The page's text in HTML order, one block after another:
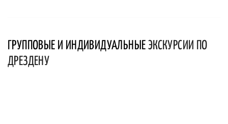
ГРУППОВЫЕ И ИНДИВИДУАЛЬНЫЕ ЭКСКУРСИИ ПО
ДРЕЗДЕНУ